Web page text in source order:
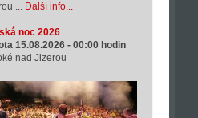
... Další info...
noc 2026
15.08.2026 - 00:00 hodin
nad Jizerou